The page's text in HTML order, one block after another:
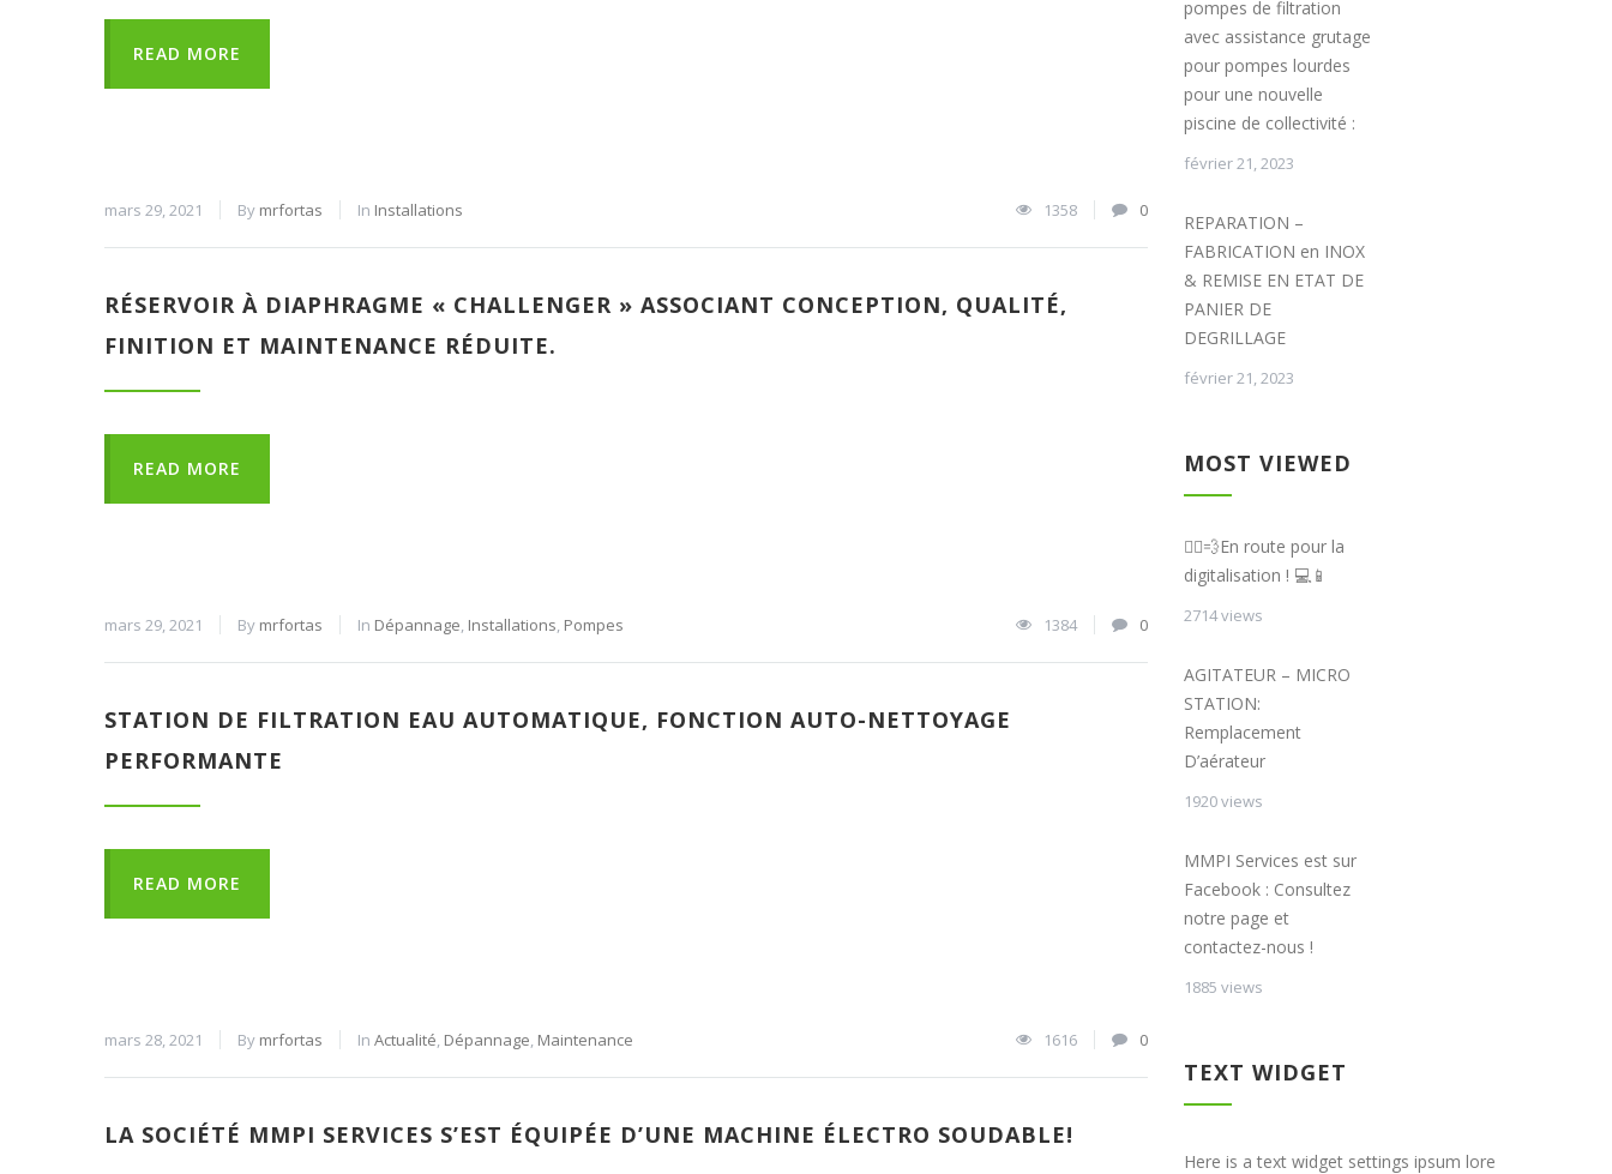
READ MORE
mars 29, 2021 By mrfortas In Installations 1358 0
RÉSERVOIR À DIAPHRAGME « CHALLENGER » ASSOCIANT CONCEPTION, QUALITÉ,
FINITION ET MAINTENANCE RÉDUITE.
READ MORE
mars 29, 2021 By mrfortas In Dépannage, Installations, Pompes 1384 0
STATION DE FILTRATION EAU AUTOMATIQUE, FONCTION AUTO-NETTOYAGE
PERFORMANTE
READ MORE
mars 28, 2021 By mrfortas In Actualité, Dépannage, Maintenance 1616 0
LA SOCIÉTÉ MMPI SERVICES S’EST ÉQUIPÉE D’UNE MACHINE ÉLECTRO SOUDABLE!
pompes de filtration
avec assistance grutage
pour pompes lourdes
pour une nouvelle
piscine de collectivité :
février 21, 2023
REPARATION –
FABRICATION en INOX
& REMISE EN ETAT DE
PANIER DE
DEGRILLAGE
février 21, 2023
MOST VIEWED
🏃‍♂️💨En route pour la
digitalisation ! 💻📱
2714 views
AGITATEUR – MICRO
STATION:
Remplacement
D’aérateur
1920 views
MMPI Services est sur
Facebook : Consultez
notre page et
contactez-nous !
1885 views
TEXT WIDGET
Here is a text widget settings ipsum lore